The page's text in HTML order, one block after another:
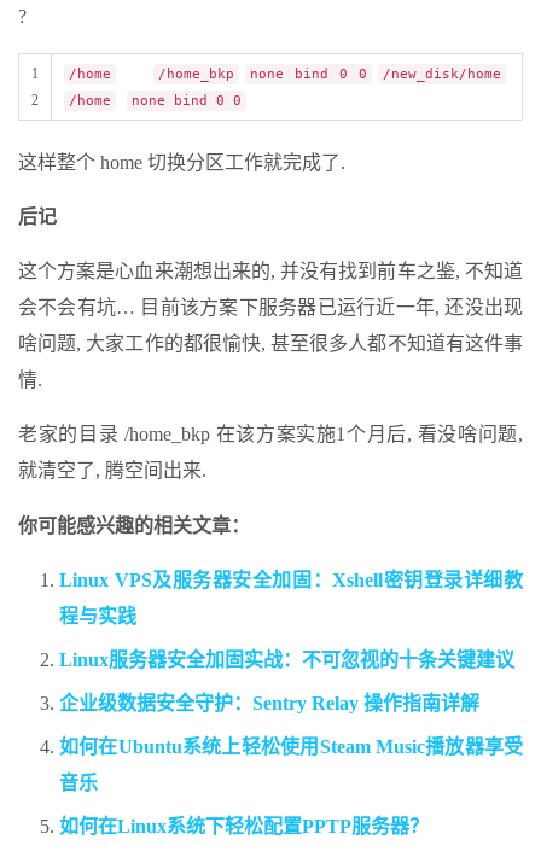
?
1
2
/home /home_bkp none bind 0 0
/new_disk/home
/home
none bind 0 0
这样整个 home 切换分区工作就完成了.
后记
这个方案是心血来潮想出来的, 并没有找到前车之鉴, 不知道
会不会有坑… 目前该方案下服务器已运行近一年, 还没出现
啥问题, 大家工作的都很愉快, 甚至很多人都不知道有这件事
情.
老家的目录 /home_bkp 在该方案实施1个月后, 看没啥问题,
就清空了, 腾空间出来.
你可能感兴趣的相关文章：
Linux VPS及服务器安全加固：Xshell密钥登录详细教
程与实践
Linux服务器安全加固实战：不可忽视的十条关键建议
企业级数据安全守护：Sentry Relay 操作指南详解
如何在Ubuntu系统上轻松使用Steam Music播放器享受
音乐
如何在Linux系统下轻松配置PPTP服务器？